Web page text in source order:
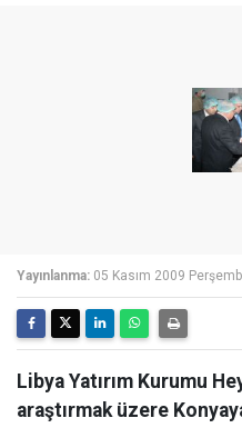
Yayınlanma: 05 Kasım 2009
Libya Yatırım Kurumu
araştırmak üzere